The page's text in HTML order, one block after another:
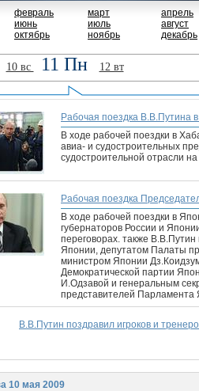
февраль
июнь
октябрь
март
июль
ноябрь
апрель
август
декабрь
10 вс 11 Пн 12 вт
Рабочая поездка В.В.Путина
В ходе рабочей поездки в
авиа- и судостроительных
судостроительной отрасли
Рабочая поездка
В ходе рабочей поездки в
губернаторов России и
переговорах. также
Японии, депутатом Палаты
министром Японии
Демократической партии
И.Одзавой и генеральным
представителей
В.В.Путин поздравил игроков и
10 мая 2009